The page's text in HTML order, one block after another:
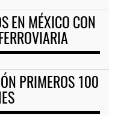
EN MÉXICO CON
PRIMEROS 100